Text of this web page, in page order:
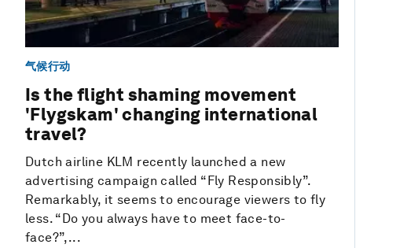
气候行动
Is the flight shaming movement
'Flygskam' changing international
travel?
Dutch airline KLM recently launched a new
advertising campaign called “Fly Responsibly”.
Remarkably, it seems to encourage viewers to fly
less. “Do you always have to meet face-to-
face?”,...